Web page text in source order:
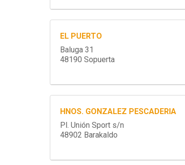
EL PUERTO
Baluga 31
48190 Sopuerta
HNOS. GONZALEZ PESCADERIA
Pl. Unión Sport s/n
48902 Barakaldo